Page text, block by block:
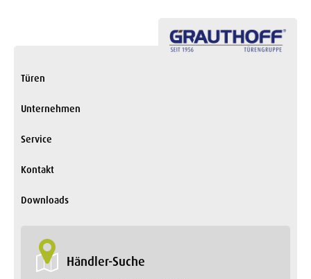
Türen
Unternehmen
Service
Kontakt
Downloads
Händler-Suche